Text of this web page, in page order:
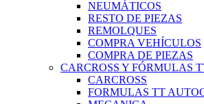
NEUMÁTICOS
RESTO DE PIEZAS
REMOLQUES
COMPRA VEHÍCULOS
COMPRA DE PIEZAS
CARCROSS Y FÓRMULAS
CARCROSS
FORMULAS TT